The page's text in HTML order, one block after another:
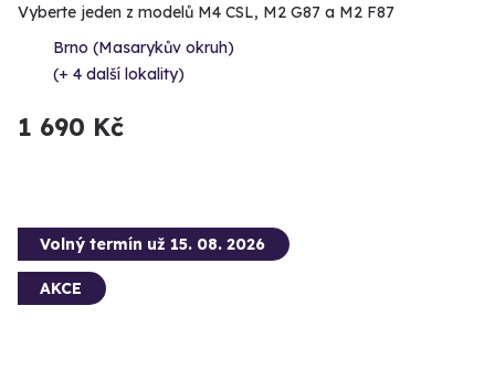
Vyberte jeden z modelů M4 CSL, M2 G87 a M2 F87
Brno (Masarykův okruh)
(+ 4 další lokality)
1 690 Kč
Volný termín už 15. 08. 2026
AKCE